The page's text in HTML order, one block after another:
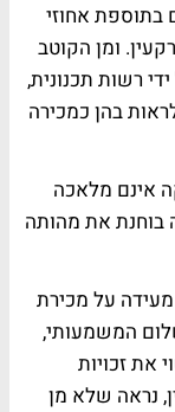
בתוספת אחוזי
מיסוי מקרקעין. ומן הקוטב
רשות תכנונית,
בהן כמכירה
אינם מלאכה
בוחנת את מהותה
על מכירת
המשמעותי,
את זכויות
נראה שלא מן